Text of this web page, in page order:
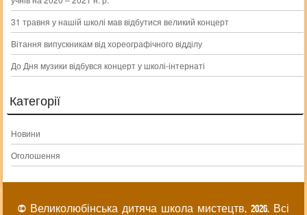
31 травня у нашій школі мав відбутися великий концерт
Вітання випускникам від хореографічного відділу
До Дня музики відбувся концерт у школі-інтернаті
Категорії
Новини
Оголошення
© Великолюбінська дитяча школа мистецтв, 2026. Всі